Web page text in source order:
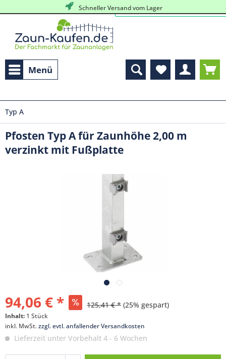
Schneller Versand vom Lager
Menü
Typ A
Pfosten Typ A für Zaunhöhe 2,00 m
verzinkt mit Fußplatte
94,06 € * 125,41 € * (25% gespart)
Inhalt: 1 Stück
inkl. MwSt.zzgl. evtl. anfallender Versandkosten
Lieferzeit unter Vorbehalt 4 - 6 Wochen